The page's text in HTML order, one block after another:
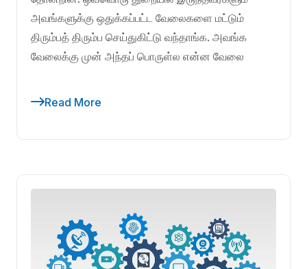
அவங்களுக்கு ஒதுக்கப்பட்ட வேலைகளை மட்டும்
திரும்பத் திரும்ப செய்துகிட்டு வந்தாங்க. அவங்க
வேலைக்கு முன் அந்தப் பொருள்ல என்ன வேலை
Read More